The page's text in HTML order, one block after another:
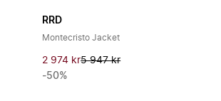
RRD
Montecristo Jacket
2 974 kr5 947 kr
-50%